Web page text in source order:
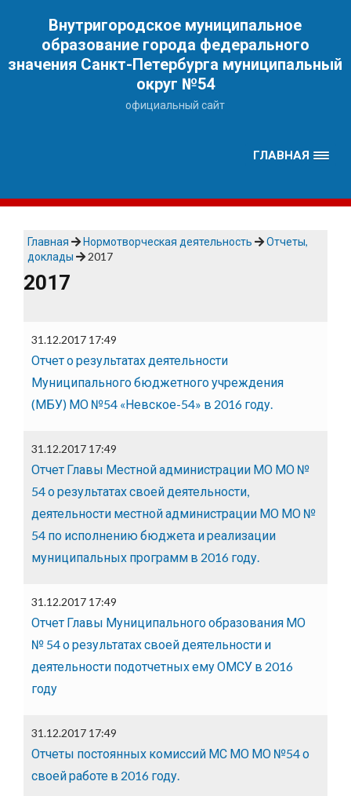
Внутригородское муниципальное
образование города федерального
значения Санкт-Петербурга муниципальный
округ №54
официальный сайт
ГЛАВНАЯ
Главная Нормотворческая деятельность
Отчеты,
доклады
2017
2017
31.12.2017 17:49
Отчет о результатах деятельности
Муниципального бюджетного учреждения
(МБУ) МО №54 «Невское-54» в 2016 году.
31.12.2017 17:49
Отчет Главы Местной администрации МО МО №
54 о результатах своей деятельности,
деятельности местной администрации МО МО №
54 по исполнению бюджета и реализации
муниципальных программ в 2016 году.
31.12.2017 17:49
Отчет Главы Муниципального образования МО
№ 54 о результатах своей деятельности и
деятельности подотчетных ему ОМСУ в 2016
году
31.12.2017 17:49
Отчеты постоянных комиссий МС МО МО №54 о
своей работе в 2016 году.